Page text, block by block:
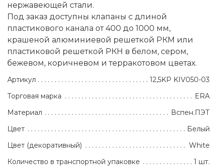
нержавеющей стали.
Под заказ доступны клапаны с длиной
пластикового канала от 400 до 1000 мм,
крашеной алюминиевой решеткой РКМ или
пластиковой решеткой РКН в белом, сером,
бежевом, коричневом и терракотовом цветах.
Артикул
12,5KP KIV050-03
Торговая марка
ERA
Материал
Вспен.ПЭТ
Цвет
Белый
Цвет (декоративный)
White
Количество в транспортной упаковке
1 шт.